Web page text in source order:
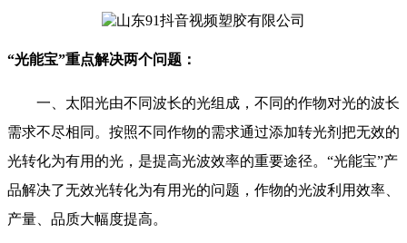
“光能宝”重点解决两个问题：
一、太阳光由不同波长的光组成，不同的作物对光的波长
需求不尽相同。按照不同作物的需求通过添加转光剂把无效的
光转化为有用的光，是提高光波效率的重要途径。“光能宝”产
品解决了无效光转化为有用光的问题，作物的光波利用效率、
产量、品质大幅度提高。